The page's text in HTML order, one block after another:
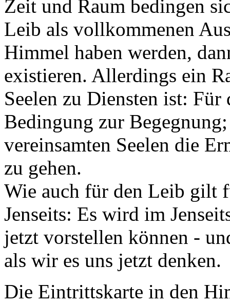
Zeit und Raum bedingen
Leib als vollkommenen
Himmel haben werden,
existieren. Allerdings ein
Seelen zu Diensten ist: Für
Bedingung zur
vereinsamten Seelen die
zu gehen.
Wie auch für den Leib gilt
Jenseits: Es wird im
jetzt vorstellen können -
als wir es uns jetzt denken.
Die Eintrittskarte in den